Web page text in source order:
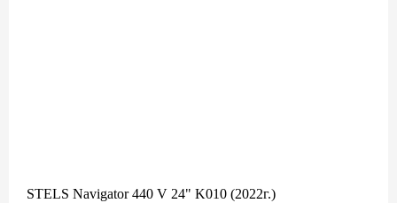
STELS Navigator 440 V 24" K010 (2022г.)